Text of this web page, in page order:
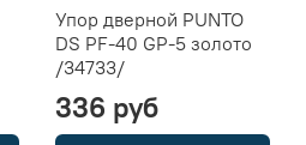
Упор дверной PUNTO
DS PF-40 GP-5 золото
/34733/
336 руб